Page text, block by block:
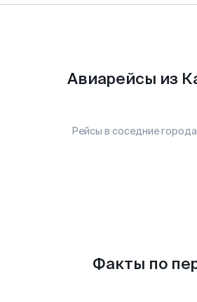
Авиарейсы из
Рейсы в соседние города
Факты по